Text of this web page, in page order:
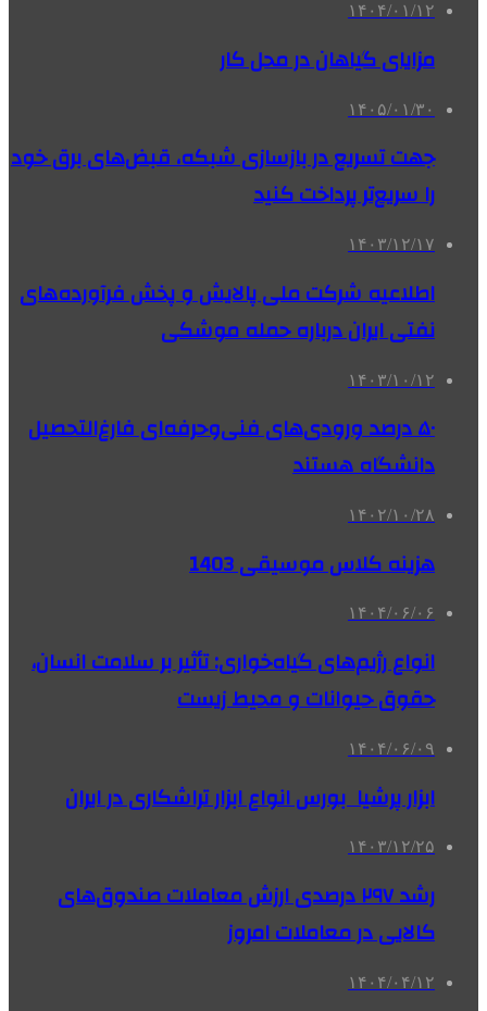
۱۴۰۴/۰۱/۱۲
مزایای گیاهان در محل کار
۱۴۰۵/۰۱/۳۰
جهت تسریع در بازسازی شبکه، قبض‌های برق خود
را سریع‌تر پرداخت کنید
۱۴۰۳/۱۲/۱۷
اطلاعیه شرکت ملی پالایش و پخش فرآورده‌های
نفتی ایران درباره حمله موشکی
۱۴۰۳/۱۰/۱۲
۵۰ درصد ورودی‌های فنی‌وحرفه‌ای فارغ‌التحصیل
دانشگاه هستند
۱۴۰۲/۱۰/۲۸
هزینه کلاس موسیقی 1403
۱۴۰۴/۰۶/۰۶
انواع رژیم‌های گیاه‌خواری: تأثیر بر سلامت انسان،
حقوق حیوانات و محیط زیست
۱۴۰۴/۰۶/۰۹
ابزار پرشیا بورس انواع ابزار تراشکاری در ایران
۱۴۰۳/۱۲/۲۵
رشد ۲۹۷ درصدی ارزش معاملات صندوق‌های
کالایی در معاملات امروز
۱۴۰۴/۰۴/۱۲